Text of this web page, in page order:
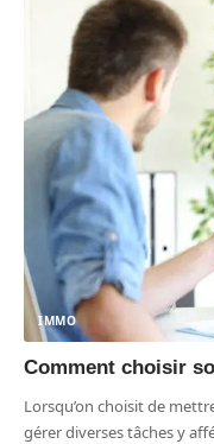
IMMO
Comment choisir
Lorsqu’on choisit de
gérer diverses tâches y